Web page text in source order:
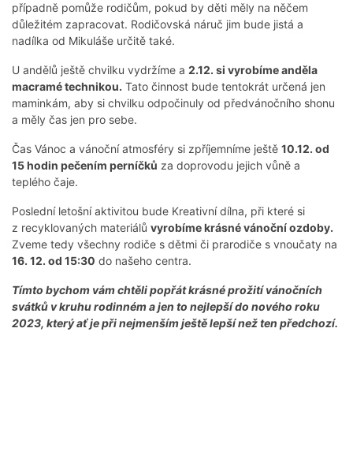
případně pomůže rodičům, pokud by děti měly na něčem
důležitém zapracovat. Rodičovská náruč jim bude jistá a
nadílka od Mikuláše určitě také.
U andělů ještě chvilku vydržíme a 2.12. si vyrobíme anděla
macramé technikou. Tato činnost bude tentokrát určená jen
maminkám, aby si chvilku odpočinuly od předvánočního shonu
a měly čas jen pro sebe.
Čas Vánoc a vánoční atmosféry si zpříjemníme ještě 10.12. od
15 hodin pečením perníčků za doprovodu jejich vůně a
teplého čaje.
Poslední letošní aktivitou bude Kreativní dílna, při které si
z recyklovaných materiálů vyrobíme krásné vánoční ozdoby.
Zveme tedy všechny rodiče s dětmi či prarodiče s vnoučaty na
16. 12. od 15:30 do našeho centra.
Tímto bychom vám chtěli popřát krásné prožití vánočních
svátků v kruhu rodinném a jen to nejlepší do nového roku
2023, který ať je při nejmenším ještě lepší než ten předchozí.